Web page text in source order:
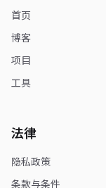
首页
博客
项目
工具
法律
隐私政策
条款与条件